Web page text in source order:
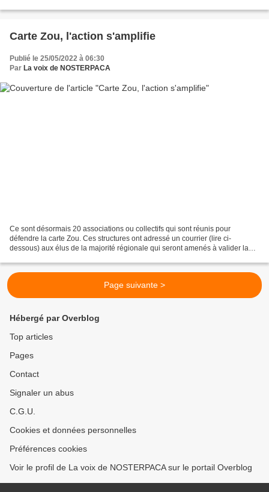
Carte Zou, l'action s'amplifie
Publié le 25/05/2022 à 06:30
Par La voix de NOSTERPACA
Ce sont désormais 20 associations ou collectifs qui sont réunis pour
défendre la carte Zou. Ces structures ont adressé un courrier (lire ci-
dessous) aux élus de la majorité régionale qui seront amenés à valider la
Page suivante >
Hébergé par Overblog
Top articles
Pages
Contact
Signaler un abus
C.G.U.
Cookies et données personnelles
Préférences cookies
Voir le profil de La voix de NOSTERPACA sur le portail Overblog